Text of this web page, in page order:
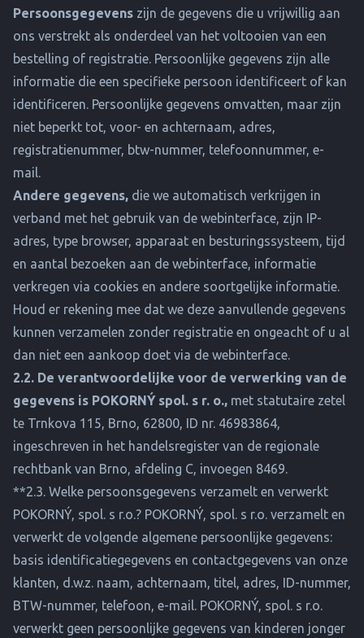
Persoonsgegevens zijn de gegevens die u vrijwillig aan
ons verstrekt als onderdeel van het voltooien van een
bestelling of registratie. Persoonlijke gegevens zijn alle
informatie die een specifieke persoon identificeert of kan
identificeren. Persoonlijke gegevens omvatten, maar zijn
niet beperkt tot, voor- en achternaam, adres,
registratienummer, btw-nummer, telefoonnummer, e-
mail.
Andere gegevens, die we automatisch verkrijgen in
verband met het gebruik van de webinterface, zijn IP-
adres, type browser, apparaat en besturingssysteem, tijd
en aantal bezoeken aan de webinterface, informatie
verkregen via cookies en andere soortgelijke informatie.
Houd er rekening mee dat we deze aanvullende gegevens
kunnen verzamelen zonder registratie en ongeacht of u al
dan niet een aankoop doet via de webinterface.
2.2. De verantwoordelijke voor de verwerking van de
gegevens is POKORNÝ spol. s r. o., met statutaire zetel
te Trnkova 115, Brno, 62800, ID nr. 46983864,
ingeschreven in het handelsregister van de regionale
rechtbank van Brno, afdeling C, invoegen 8469.
**2.3. Welke persoonsgegevens verzamelt en verwerkt
POKORNÝ, spol. s r.o.? POKORNÝ, spol. s r.o. verzamelt en
verwerkt de volgende algemene persoonlijke gegevens:
basis identificatiegegevens en contactgegevens van onze
klanten, d.w.z. naam, achternaam, titel, adres, ID-nummer,
BTW-nummer, telefoon, e-mail. POKORNÝ, spol. s r.o.
verwerkt geen persoonlijke gegevens van kinderen jonger